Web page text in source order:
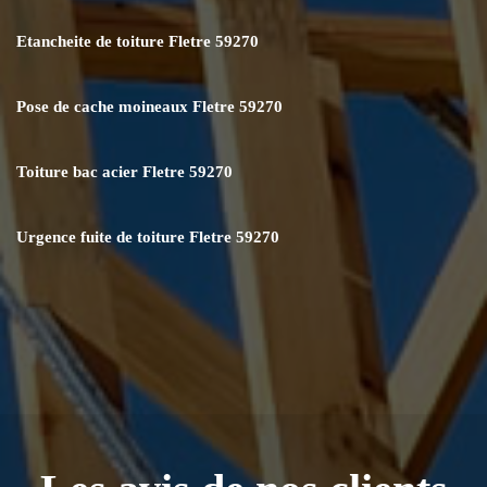
Etancheite de toiture Fletre 59270
Pose de cache moineaux Fletre 59270
Toiture bac acier Fletre 59270
Urgence fuite de toiture Fletre 59270